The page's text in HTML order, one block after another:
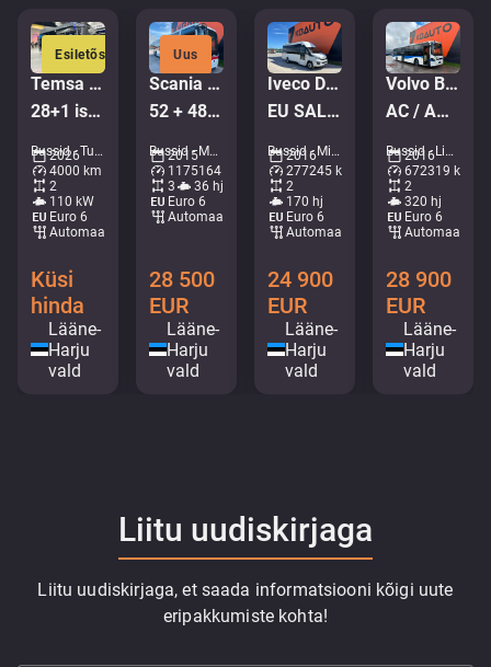
Esiletõstetud
Temsa Prestij
28+1 istekohta | 7.3m | UUS
Bussid - Turistibussid • M407-4724
2026
4000 km
2
110 kW
Euro 6
Automaat
Küsi
hinda
Lääne-
Harju
vald
Uus
Scania Omniexpress K360 6x2
52 + 48 SEATS / EURO6
Bussid - Maakonnaliini buss • M414-0696
2015
1175164 km
3
36 hj
Euro 6
Automaat
28 500
EUR
Lääne-
Harju
vald
Iveco Daily 65C17 Feniksbus
EU SALES 800.- Euro TAX WILL BE ADDED / 20+1 SEATS / AC
Bussid - Minibussid • M960-4669
2016
277245 km
2
170 hj
Euro 6
Automaat
24 900
EUR
Lääne-
Harju
vald
Volvo B8RLE 8900 4x2
AC / AUXILIARY HEATING
Bussid - Linnaliinibussid • M324-1065
2016
672319 km
2
320 hj
Euro 6
Automaat
28 900
EUR
Lääne-
Harju
vald
Liitu uudiskirjaga
Liitu uudiskirjaga, et saada informatsiooni kõigi uute
eripakkumiste kohta!